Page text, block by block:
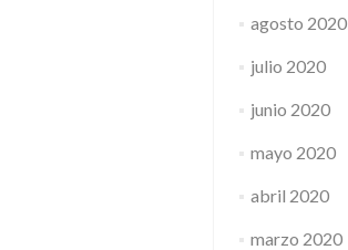
agosto 2020
julio 2020
junio 2020
mayo 2020
abril 2020
marzo 2020